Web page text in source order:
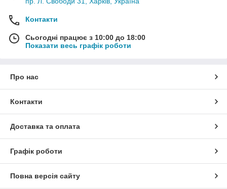
Контакти
Сьогодні працює з 10:00 до 18:00
Показати весь графік роботи
Про нас
Контакти
Доставка та оплата
Графік роботи
Повна версія сайту